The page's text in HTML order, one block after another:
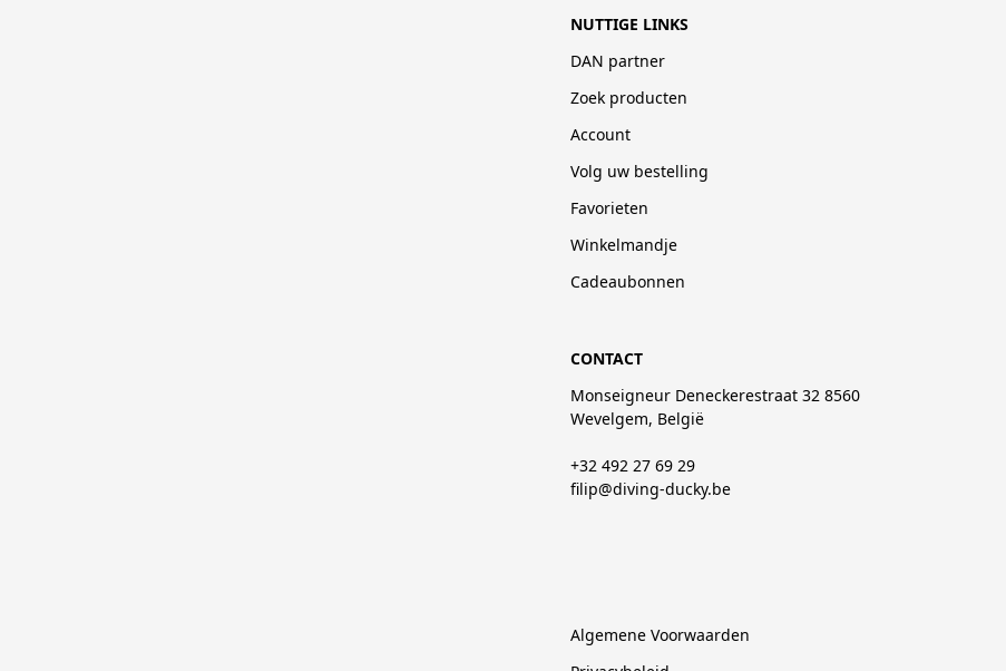
NUTTIGE LINKS
DAN partner
Zoek producten
Account
Volg uw bestelling
Favorieten
Winkelmandje
Cadeaubonnen
CONTACT
Monseigneur Deneckerestraat 32 8560
Wevelgem, België
+32 492 27 69 29
filip@diving-ducky.be
Algemene Voorwaarden